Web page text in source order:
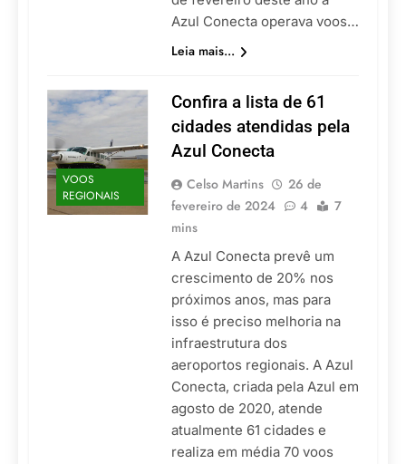
Azul Conecta operava voos…
Leia mais...
VOOS
REGIONAIS
Confira a lista de 61
cidades atendidas pela
Azul Conecta
Celso Martins
26 de
fevereiro de 2024
4
7
mins
A Azul Conecta prevê um
crescimento de 20% nos
próximos anos, mas para
isso é preciso melhoria na
infraestrutura dos
aeroportos regionais. A Azul
Conecta, criada pela Azul em
agosto de 2020, atende
atualmente 61 cidades e
realiza em média 70 voos